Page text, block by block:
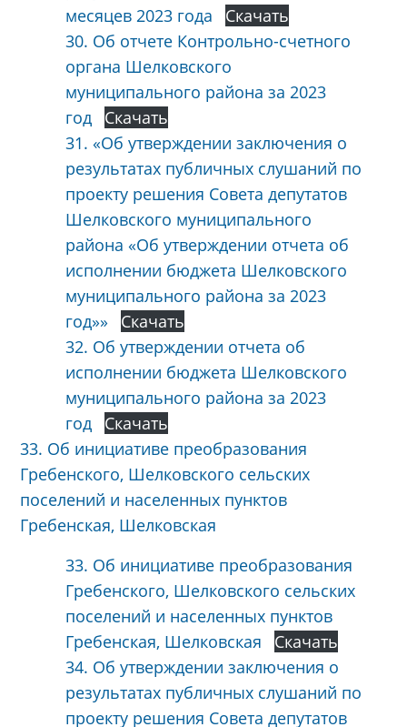
месяцев 2023 года
Скачать
30. Об отчете Контрольно-счетного
органа Шелковского
муниципального района за 2023
год
Скачать
31. «Об утверждении заключения о
результатах публичных слушаний по
проекту решения Совета депутатов
Шелковского муниципального
района «Об утверждении отчета об
исполнении бюджета Шелковского
муниципального района за 2023
год»»
Скачать
32. Об утверждении отчета об
исполнении бюджета Шелковского
муниципального района за 2023
год
Скачать
33. Об инициативе преобразования
Гребенского, Шелковского сельских
поселений и населенных пунктов
Гребенская, Шелковская
33. Об инициативе преобразования
Гребенского, Шелковского сельских
поселений и населенных пунктов
Гребенская, Шелковская
Скачать
34. Об утверждении заключения о
результатах публичных слушаний по
проекту решения Совета депутатов